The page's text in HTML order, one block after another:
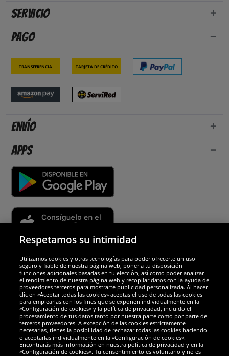
Servicio
Pago
Transferencia Tarjeta de crédito
Envío
Apps
Socios y seguridad
Galardones
Respetamos su intimidad
Utilizamos cookies y otras tecnologías para poder ofrecerte un uso
seguro y fiable de nuestra página web, poner a tu disposición
funciones adicionales basadas en tu elección, así como poder analizar
el rendimiento de nuestra página web y recopilar datos con la ayuda de
proveedores terceros para mostrarte publicidad personalizada. Al hacer
clic en «Aceptar todas las cookies» aceptas el uso de todas las cookies
para emplearlas con los fines que se exponen individualmente en la
«Configuración de cookies» y la política de privacidad, incluido el
procesamiento de tus datos tanto por nuestra parte como por parte de
terceros proveedores. A excepción de las cookies estrictamente
necesarias, tienes la posibilidad de rechazar todas las cookies haciendo
o aceptarlas individualmente en la «Configuración de cookies».
Encontrarás más información en nuestra política de privacidad y en la
«Configuración de cookies». Tu consentimiento es voluntario y no es